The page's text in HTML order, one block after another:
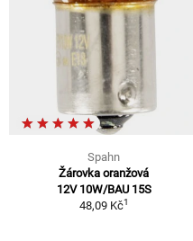
Spahn
Žárovka oranžová
12V 10W/BAU 15S
48,09 Kč1